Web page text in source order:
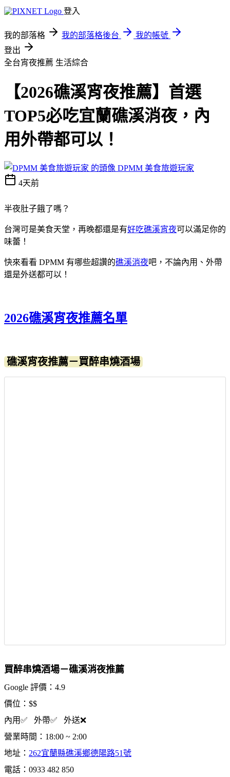
登入
我的部落格 我的部落格後台
我的帳號
登出
全台宵夜推薦 生活綜合
【2026礁溪宵夜推薦】首選
TOP5必吃宜蘭礁溪消夜，內
用外帶都可以！
DPMM 美食旅遊玩家
4天前
半夜肚子餓了嗎？
台灣可是美食天堂，再晚都還是有好吃礁溪宵夜可以滿足你的
味蕾！
快來看看 DPMM 有哪些超讚的礁溪消夜吧，不論內用、外帶
還是外送都可以！
2026礁溪宵夜推薦名單
礁溪宵夜推薦－買醉串燒酒場
買醉串燒酒場－礁溪消夜推薦
Google 評價：4.9
價位：$$
內用✅ 外帶✅ 外送❌
營業時間：18:00 ~ 2:00
地址： 262宜蘭縣礁溪鄉德陽路51號
電話：0933 482 850